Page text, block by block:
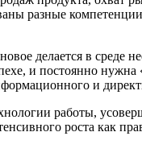
разные
делается в среде
и постоянно нужна
и
работы,
роста как